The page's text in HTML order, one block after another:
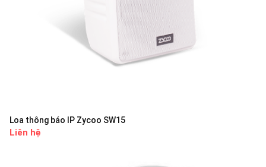
Loa thông báo IP Zycoo SW15
Liên hệ